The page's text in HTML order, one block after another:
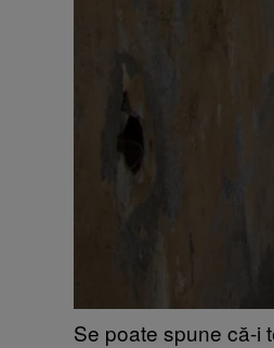
Se poate spune că-i